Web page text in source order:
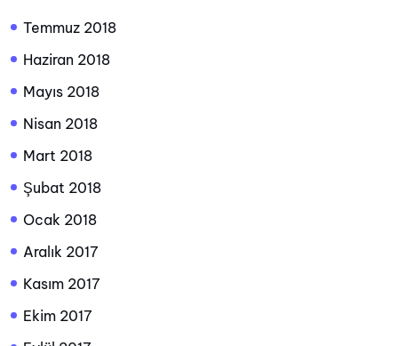
Temmuz 2018
Haziran 2018
Mayıs 2018
Nisan 2018
Mart 2018
Şubat 2018
Ocak 2018
Aralık 2017
Kasım 2017
Ekim 2017